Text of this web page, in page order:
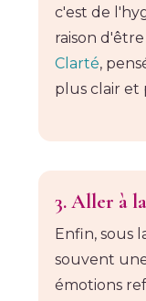
c'est de
raison
Clarté,
plus clair et
3. Aller à
Enfin, sous
souvent
émotions